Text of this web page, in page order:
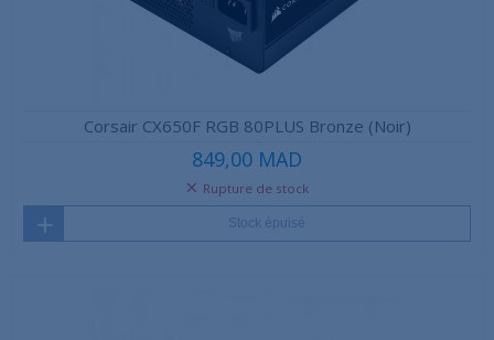
Corsair CX650F RGB 80PLUS Bronze (Noir)
849,00 MAD
Rupture de stock
Stock épuisé